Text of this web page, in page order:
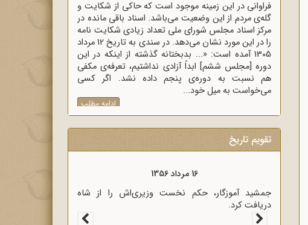
فراوانی در این زمینه موجود است که حاکی از شکایت و
گله‌ی مردم از این وضعیت می‌باشد. اسناد باقی مانده در
مرکز اسناد مجلس شورای ملی تعداد زیادی شکایت نامه
را در این مورد نشان می‌دهد. در سندی به تاریخ 12 مرداد
1305 آمده است: «... بدبختانه گذشته از اینکه در این
دوره [مجلس ششم] ابداً آزادی نداشتیم، تعرفه‌ی مکفی
هم نسبت به دوره‌ی پنجم داده نشد. اگر کسی
می‌خواست به میل خود...
ادامه مطلب
تقویم تاریخ
16 مرداد 1357
آغاز سخنرانی‌های انتقادی و روشنگر وعاظ در لبیک به
پیام امام به وعاظ و روحانیون برای روشنگری و
آگاه‌سازی در منبرهای ماه رمضان.